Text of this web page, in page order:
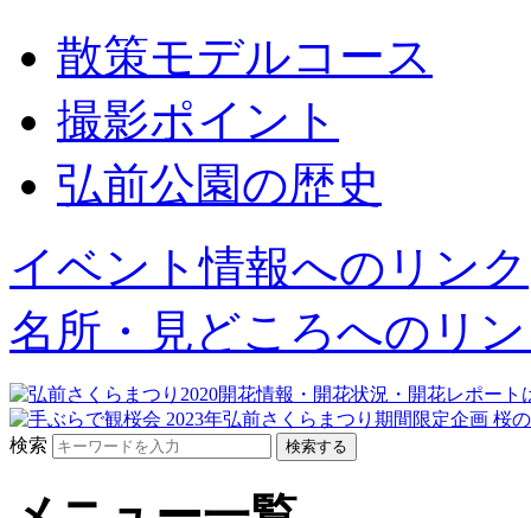
散策モデルコース
撮影ポイント
弘前公園の歴史
イベント情報へのリンク
名所・見どころへのリ
検索